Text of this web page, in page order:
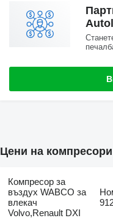
Цени на
Компресор за
въздух WABCO за
влекач
Volvo,Renault DXI